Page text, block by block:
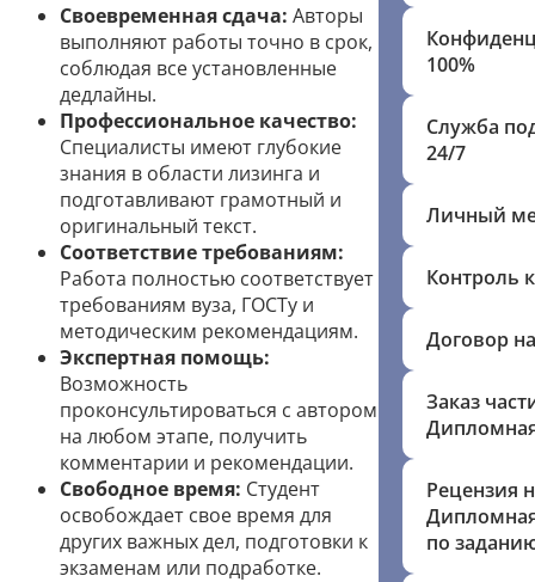
Своевременная сдача: Авторы
выполняют работы точно в срок,
соблюдая все установленные
дедлайны.
Профессиональное качество:
Специалисты имеют глубокие
знания в области лизинга и
подготавливают грамотный и
оригинальный текст.
Соответствие требованиям:
Работа полностью соответствует
требованиям вуза, ГОСТу и
методическим рекомендациям.
Экспертная помощь:
Возможность
проконсультироваться с автором
на любом этапе, получить
комментарии и рекомендации.
Свободное время: Студент
освобождает свое время для
других важных дел, подготовки к
экзаменам или подработке.
100%
Служба
24/7
Личный
Контроль
Договор
Заказ
Рецензия
по